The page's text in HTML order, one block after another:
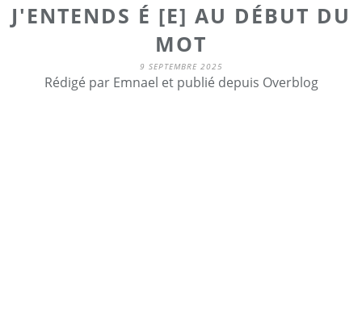
J'ENTENDS É [E] AU DÉBUT DU
MOT
9 SEPTEMBRE 2025
Rédigé par Emnael et publié depuis Overblog